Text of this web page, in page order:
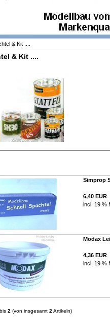
& Kit ....
& Kit ....
Simprop
6,40 EUR
incl. 19 %
Modax
4,36 EUR
incl. 19 %
bis 2 (von insgesamt 2 Artikeln)